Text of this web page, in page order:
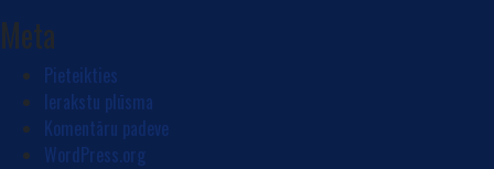
Meta
Pieteikties
Ierakstu plūsma
Komentāru padeve
WordPress.org